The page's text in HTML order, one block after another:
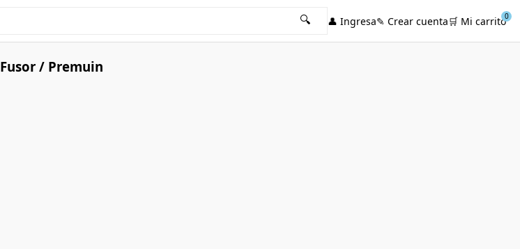
🔍 👤 Ingresa✎ Crear cuenta🛒 Mi carrito0
Fusor / Premuin